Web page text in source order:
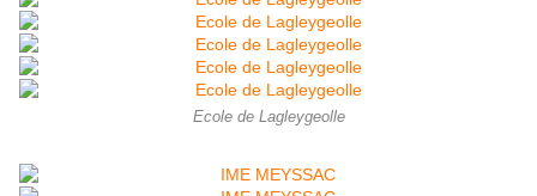
Ecole de Lagleygeolle